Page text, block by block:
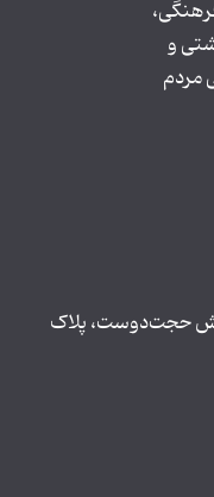
و
مردم
نبش حجت‌دوست، پلاک